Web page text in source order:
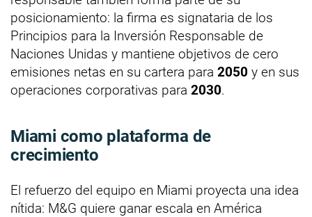
posicionamiento: la firma es signataria de los
Principios para la Inversión Responsable de
Naciones Unidas y mantiene objetivos de cero
emisiones netas en su cartera para 2050 y en sus
operaciones corporativas para 2030.
Miami como plataforma de
crecimiento
El refuerzo del equipo en Miami proyecta una idea
nítida: M&G quiere ganar escala en América